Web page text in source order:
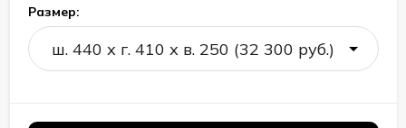
Размер: